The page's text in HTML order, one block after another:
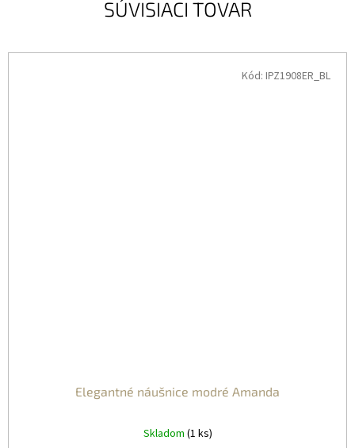
SÚVISIACI TOVAR
Elegantné náušnice modré Amanda
Skladom (1 ks)
Kód: IPZ1908ER_BL